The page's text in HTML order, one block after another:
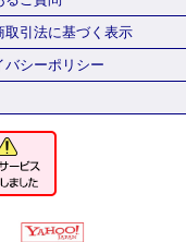
取引法に基づく表示
バシーポリシー